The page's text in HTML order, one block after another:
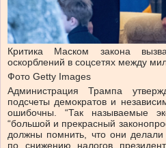
Критика Маском закона
оскорблений в соцсетях между
Фото Getty Images
Администрация Трампа
подсчеты демократов и
ошибочны. “Так называемые
“большой и прекрасный
должны помнить, что они
по снижению налогов